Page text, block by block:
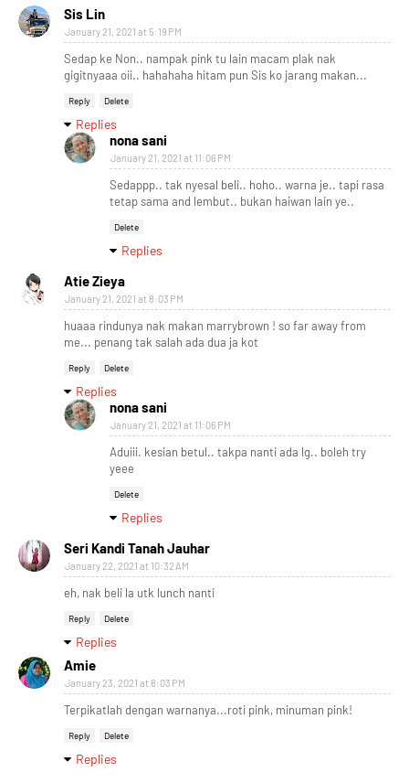
Sis Lin
January 21, 2021 at 5:19 PM
Sedap ke Non.. nampak pink tu lain macam plak nak
gigitnyaaa oii.. hahahaha hitam pun Sis ko jarang makan...
Reply Delete
Replies
nona sani
January 21, 2021 at 11:06 PM
Sedappp.. tak nyesal beli.. hoho.. warna je.. tapi rasa
tetap sama and lembut.. bukan haiwan lain ye..
Delete
Replies
Atie Zieya
January 21, 2021 at 8:03 PM
huaaa rindunya nak makan marrybrown ! so far away from
me... penang tak salah ada dua ja kot
Reply Delete
Replies
nona sani
January 21, 2021 at 11:06 PM
Aduiii. kesian betul.. takpa nanti ada lg.. boleh try
yeee
Delete
Replies
Seri Kandi Tanah Jauhar
January 22, 2021 at 10:32 AM
eh, nak beli la utk lunch nanti
Reply Delete
Replies
Amie
January 23, 2021 at 8:03 PM
Terpikatlah dengan warnanya...roti pink, minuman pink!
Reply Delete
Replies